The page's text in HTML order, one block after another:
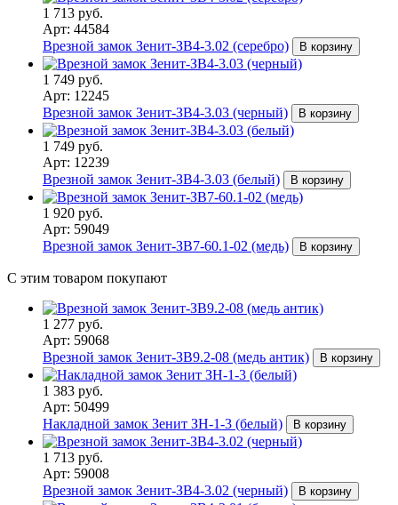
1 713 руб.
Арт: 44584
Врезной замок Зенит-ЗВ4-3.02 (серебро)
В корзину
1 749 руб.
Арт: 12245
Врезной замок Зенит-ЗВ4-3.03 (черный)
В корзину
1 749 руб.
Арт: 12239
Врезной замок Зенит-ЗВ4-3.03 (белый)
В корзину
1 920 руб.
Арт: 59049
Врезной замок Зенит-ЗВ7-60.1-02 (медь)
В корзину
С этим товаром покупают
1 277 руб.
Арт: 59068
Врезной замок Зенит-ЗВ9.2-08 (медь антик)
В корзину
1 383 руб.
Арт: 50499
Накладной замок Зенит ЗН-1-3 (белый)
В корзину
1 713 руб.
Арт: 59008
Врезной замок Зенит-ЗВ4-3.02 (черный)
В корзину